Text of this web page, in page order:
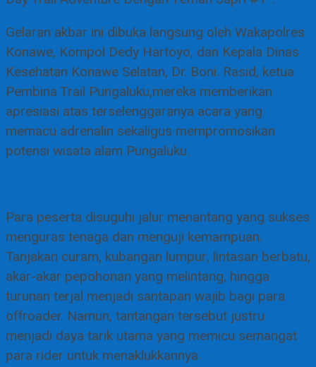
Gelaran akbar ini dibuka langsung oleh Wakapolres
Konawe, Kompol Dedy Hartoyo, dan Kepala Dinas
Kesehatan Konawe Selatan, Dr. Boni. Rasid, ketua
Pembina Trail Pungaluku,mereka memberikan
apresiasi atas terselenggaranya acara yang
memacu adrenalin sekaligus mempromosikan
potensi wisata alam Pungaluku.
Para peserta disuguhi jalur menantang yang sukses
menguras tenaga dan menguji kemampuan.
Tanjakan curam, kubangan lumpur, lintasan berbatu,
akar-akar pepohonan yang melintang, hingga
turunan terjal menjadi santapan wajib bagi para
offroader. Namun, tantangan tersebut justru
menjadi daya tarik utama yang memicu semangat
para rider untuk menaklukkannya.